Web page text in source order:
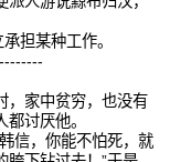
担某种工作。
，家中贫穷，也没有
讨厌他。
信，你能不怕死，就